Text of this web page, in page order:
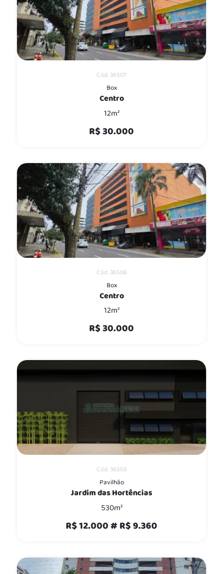
Cód. 36507
Box
Centro
12m²
R$ 30.000
Cód. 36506
Box
Centro
12m²
R$ 30.000
Cód. 36503
Pavilhão
Jardim das Hortências
530m²
R$ 12.000 # R$ 9.360